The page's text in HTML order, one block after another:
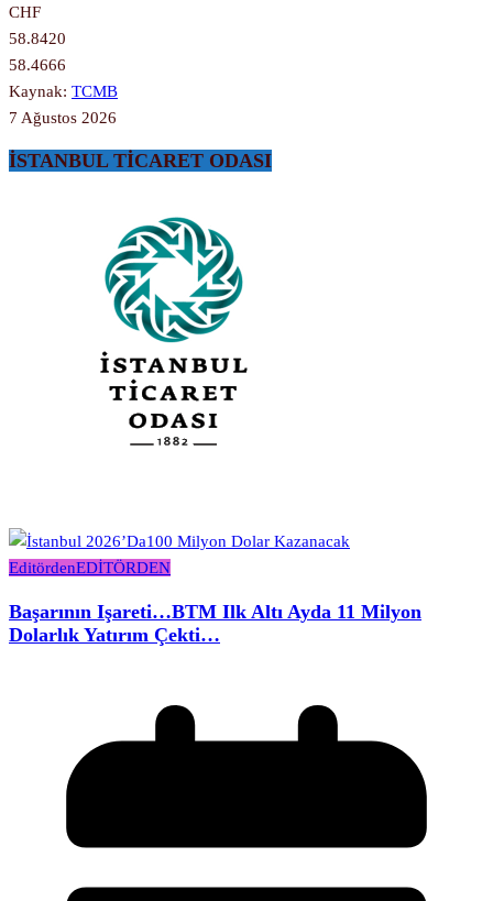
CHF
58.8420
58.4666
Kaynak: TCMB
7 Ağustos 2026
İSTANBUL TİCARET ODASI
EditördenEDİTÖRDEN
Başarının Işareti…BTM Ilk Altı Ayda 11 Milyon
Dolarlık Yatırım Çekti…